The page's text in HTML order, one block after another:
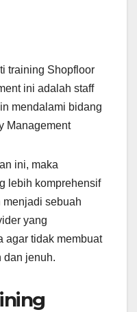
training Shopfloor
ini adalah staff
mendalami bidang
Management
ini, maka
lebih komprehensif
sebuah
yang
agar tidak membuat
dan jenuh.